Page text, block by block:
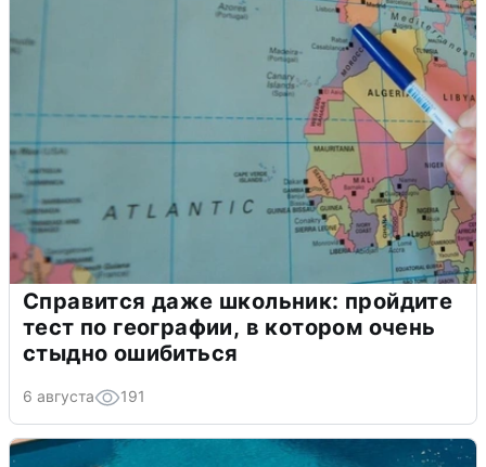
Справится даже школьник: пройдите
тест по географии, в котором очень
стыдно ошибиться
6 августа 191